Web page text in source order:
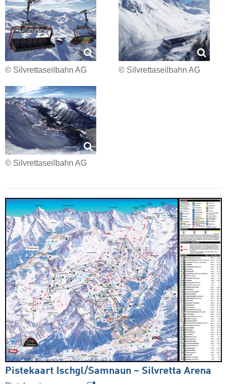
© Silvrettaseilbahn AG © Silvrettaseilbahn AG
© Silvrettaseilbahn AG
Pistekaart Ischgl/​Samnaun – Silvretta Arena